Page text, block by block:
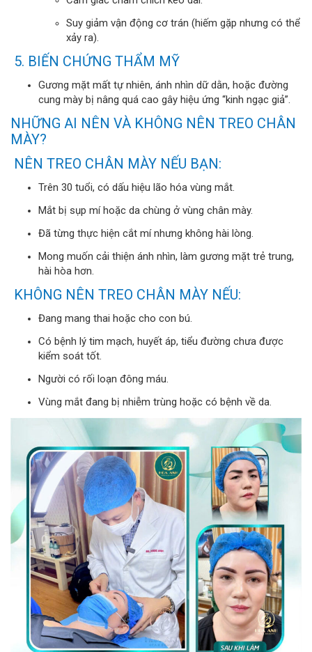
Suy giảm vận động cơ trán (hiếm gặp nhưng có thể
xảy ra).
5. BIẾN CHỨNG THẨM MỸ
Gương mặt mất tự nhiên, ánh nhìn dữ dằn, hoặc đường
cung mày bị nâng quá cao gây hiệu ứng “kinh ngạc giả”.
NHỮNG AI NÊN VÀ KHÔNG NÊN TREO CHÂN
MÀY?
NÊN TREO CHÂN MÀY NẾU BẠN:
Trên 30 tuổi, có dấu hiệu lão hóa vùng mắt.
Mắt bị sụp mí hoặc da chùng ở vùng chân mày.
Đã từng thực hiện cắt mí nhưng không hài lòng.
Mong muốn cải thiện ánh nhìn, làm gương mặt trẻ trung,
hài hòa hơn.
KHÔNG NÊN TREO CHÂN MÀY NẾU:
Đang mang thai hoặc cho con bú.
Có bệnh lý tim mạch, huyết áp, tiểu đường chưa được
kiểm soát tốt.
Người có rối loạn đông máu.
Vùng mắt đang bị nhiễm trùng hoặc có bệnh về da.